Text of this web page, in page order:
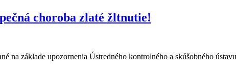
choroba zlaté žltnutie!
na základe upozornenia Ústredného kontrolného a skúšobného